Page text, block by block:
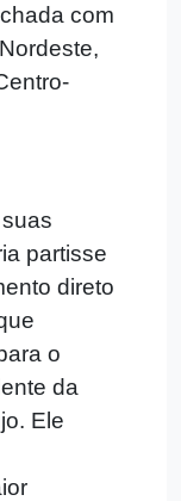
com
partisse
direto
o
da
Ele